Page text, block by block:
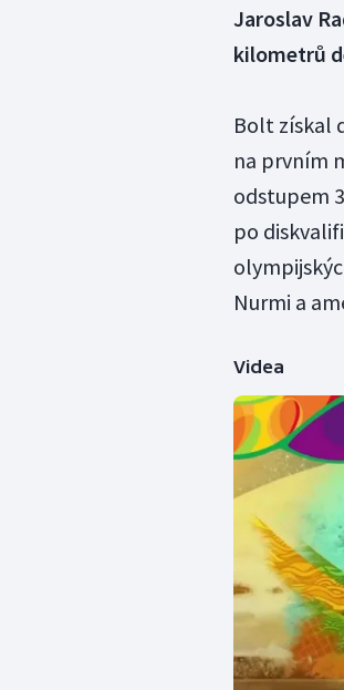
Jaroslav
kilometrů
Bolt získal
na prvním
odstupem
po
Nurmi a
Videa